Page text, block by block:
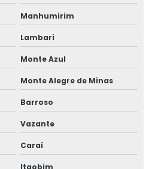
Horizontal
De Cargas
Manhumirim
Lambari
Monte Azul
Monte Alegre de Minas
Barroso
Vazante
Caraí
Itaobim